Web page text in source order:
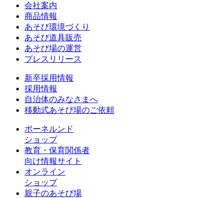
会社案内
商品情報
あそび環境づくり
あそび道具販売
あそび場の運営
プレスリリース
新卒採用情報
採用情報
自治体のみなさまへ
移動式あそび場のご依頼
ボーネルンド
ショップ
教育・保育関係者
向け情報サイト
オンライン
ショップ
親子のあそび場